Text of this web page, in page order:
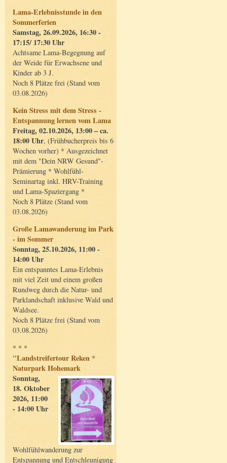
Lama-Erlebnisstunde in den
Sommerferien
Samstag, 26.09.2026, 16:30 -
17:15/ 17:30 Uhr
Achtsame Lama-Begegnung auf
der Weide für Erwachsene und
Kinder ab 3 J.
Noch 8 Plätze frei (Stand vom
03.08.2026)
Kein Stress mit dem Stress -
Entspannung lernen vom Lama
Freitag, 02.10.2026, 13:00 – ca.
18:00 Uhr, (Frühbucherpreis bis 6
Wochen vorher) * Ausgezeichnet
mit dem "Dein NRW Gesund"-
Prämierung * Wohlfühl-
Seminartag inkl. HRV-Training
und Lama-Spaziergang *
Noch 8 Plätze (Stand vom
03.08.2026)
Große Lamawanderung im Park
- im Sommer
Sonntag, 25.10.2026, 11:00 -
14:00 Uhr
Ein entspanntes Lama-Erlebnis
mit viel Zeit und einem großen
Rundweg durch die Natur- und
Parklandschaft inklusive Wald und
Waldsee.
Noch 8 Plätze frei (Stand vom
03.08.2026)
* * *
"Landstreifertour Reken *
Naturpark Hohemark
Sonntag,
18. Oktober
2026, 11:00
- 14:00 Uhr
Wohlfühlwanderung zur
Entspannung und Entschleunigung